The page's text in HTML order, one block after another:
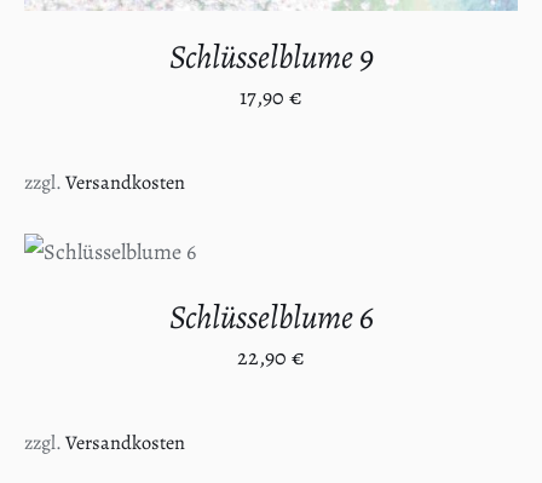
Schlüsselblume 9
17,90 €
zzgl.Versandkosten
WARENKORB
Schlüsselblume 6
22,90 €
zzgl.Versandkosten